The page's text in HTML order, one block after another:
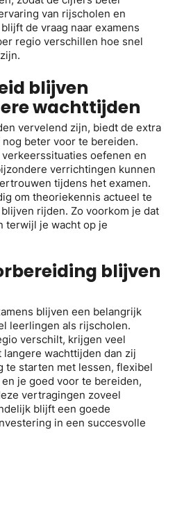
van rijscholen en
de vraag naar examens
regio verschillen hoe snel
blijven
wachttijden
vervelend zijn, biedt de extra
beter voor te bereiden.
oefenen en
verrichtingen kunnen
tijdens het examen.
om theoriekennis actueel te
rijden. Zo voorkom je dat
terwijl je wacht op je
blijven
blijven een belangrijk
leerlingen als rijscholen.
verschilt, krijgen veel
langere wachttijden dan zij
te starten met lessen, flexibel
je goed voor te bereiden,
vertragingen zoveel
blijft een goede
in een succesvolle